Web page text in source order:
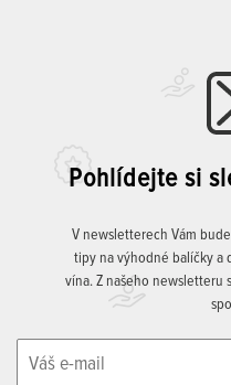
Pohlídejte si
V newsletterech Vám
tipy na výhodné balíčky a
vína. Z našeho newsletteru